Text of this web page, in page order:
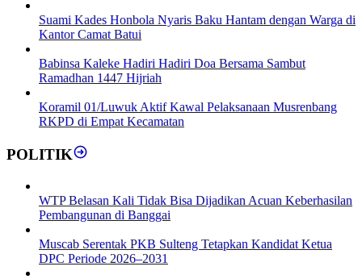
Suami Kades Honbola Nyaris Baku Hantam dengan Warga di
Kantor Camat Batui
Babinsa Kaleke Hadiri Hadiri Doa Bersama Sambut
Ramadhan 1447 Hijriah
Koramil 01/Luwuk Aktif Kawal Pelaksanaan Musrenbang
RKPD di Empat Kecamatan
POLITIK
WTP Belasan Kali Tidak Bisa Dijadikan Acuan Keberhasilan
Pembangunan di Banggai
Muscab Serentak PKB Sulteng Tetapkan Kandidat Ketua
DPC Periode 2026–2031